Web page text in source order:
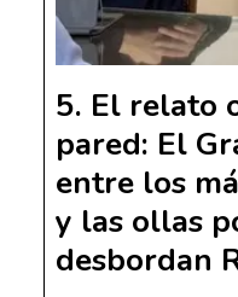
El relato
pared: El
entre los
y las ollas
desbordan